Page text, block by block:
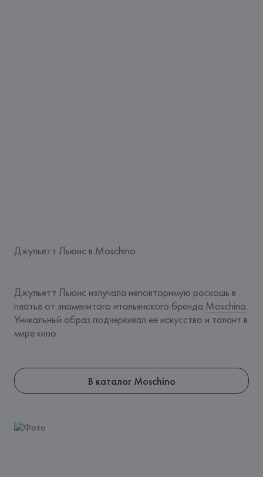
Джульетт Льюис в Moschino
Джульетт Льюис излучала неповторимую роскошь в
платье от знаменитого итальянского бренда Moschino.
Уникальный образ подчеркивал ее искусство и талант в
мире кино.
В каталог Moschino